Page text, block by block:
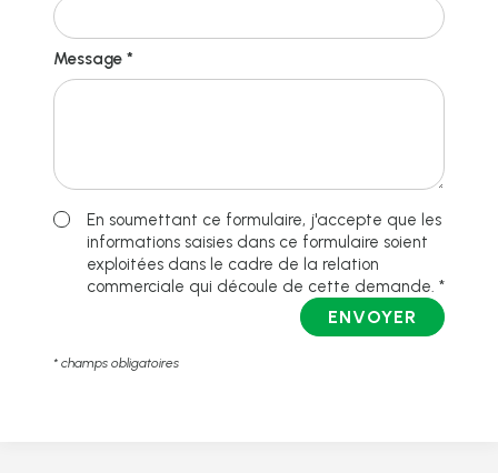
Message *
En soumettant ce formulaire, j'accepte que les
informations saisies dans ce formulaire soient
exploitées dans le cadre de la relation
commerciale qui découle de cette demande. *
ENVOYER
* champs obligatoires